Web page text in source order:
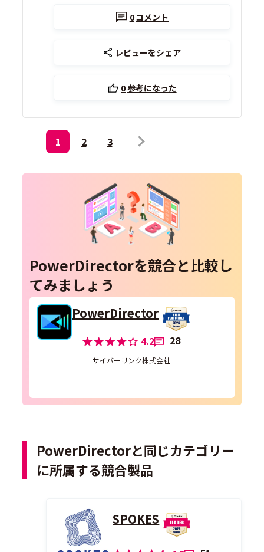
0コメント
レビューをシェア
0参考になった
1 2 3
PowerDirectorを競合と比較し
てみましょう
PowerDirector
4.2 28
サイバーリンク株式会社
PowerDirectorと同じカテゴリー
に所属する競合製品
SPOKES